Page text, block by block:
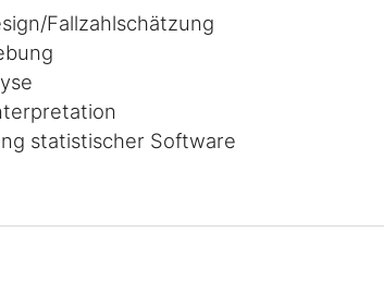
Fallzahlschätzung
statistischer Software